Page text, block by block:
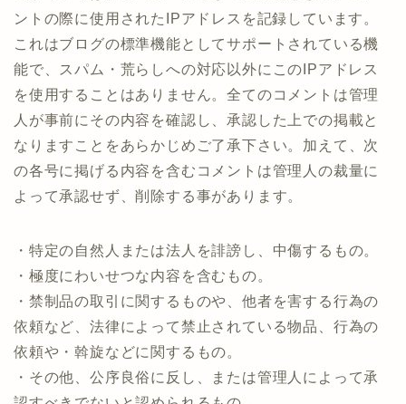
ントの際に使用されたIPアドレスを記録しています。
これはブログの標準機能としてサポートされている機
能で、スパム・荒らしへの対応以外にこのIPアドレス
を使用することはありません。全てのコメントは管理
人が事前にその内容を確認し、承認した上での掲載と
なりますことをあらかじめご了承下さい。加えて、次
の各号に掲げる内容を含むコメントは管理人の裁量に
よって承認せず、削除する事があります。
・特定の自然人または法人を誹謗し、中傷するもの。
・極度にわいせつな内容を含むもの。
・禁制品の取引に関するものや、他者を害する行為の
依頼など、法律によって禁止されている物品、行為の
依頼や・斡旋などに関するもの。
・その他、公序良俗に反し、または管理人によって承